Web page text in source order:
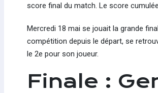
score final du match. Le score
Mercredi 18 mai se jouait la grande
compétition depuis le départ, se
le 2e pour son joueur.
Finale :